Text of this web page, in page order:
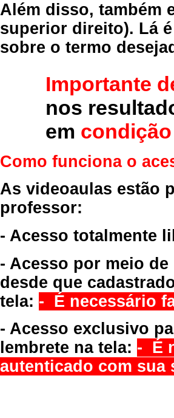
Além disso, também
superior direito). Lá
sobre o termo
Importante
nos
em
Como funciona o
As videoaulas estão
professor:
- Acesso totalmente
- Acesso por meio
desde que
tela: - É necessário
- Acesso exclusivo
lembrete na tela: - É
autenticado com sua